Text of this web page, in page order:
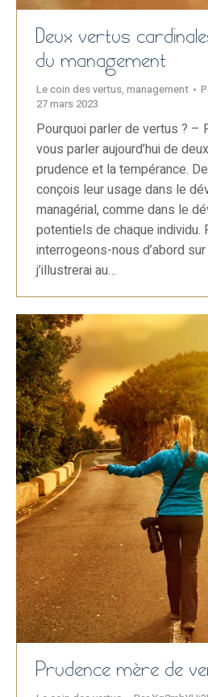
Deux vertus
du management
Le coin des vertus, management
27 mars 2023
Pourquoi parler de vertus ? –
vous parler aujourd’hui de
prudence et la tempérance.
conçois leur usage dans le
managérial, comme dans le
potentiels de chaque
interrogeons-nous d’abord
j’illustrerai au…
Prudence mère de